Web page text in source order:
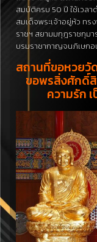
สมบัติครบ 50 ปี ใช้เวลา
สมเด็จพระเจ้าอยู่หัว ทร
ราชฯ สยามมกุฎราชกุม
บรมราชากาญจนภิเษก
สถานที่ขอหวยวั
ขอพรสิ่งศักดิ์สิ
ความรัก